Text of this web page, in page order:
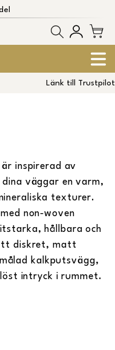
Länk till Trustpilot
inspirerad av
väggar en varm,
texturer.
non‑woven
hållbara och
diskret, matt
kalkputsvägg,
intryck i rummet.